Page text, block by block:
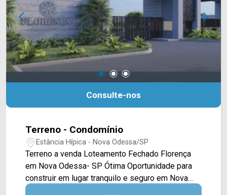
Consulte-nos
Terreno - Condomínio
Estância Hípica - Nova Odessa/SP
Terreno a venda Loteamento Fechado Florença
em Nova Odessa- SP Ótima Oportunidade para
construir em lugar tranquilo e seguro em Nova
Odessa. Terreno Plano, bem localizado.